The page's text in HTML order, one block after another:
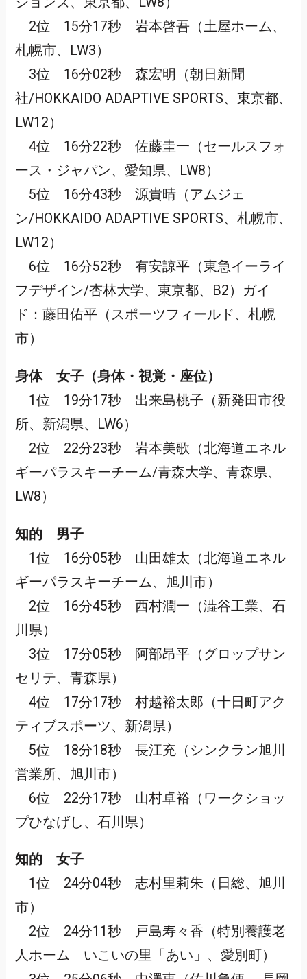
2位 15分17秒 岩本啓吾（土屋ホーム、
札幌市、LW3）
3位 16分02秒 森宏明（朝日新聞
社/HOKKAIDO ADAPTIVE SPORTS、東京都、
LW12）
4位 16分22秒 佐藤圭一（セールスフォ
ース・ジャパン、愛知県、LW8）
5位 16分43秒 源貴晴（アムジェ
ン/HOKKAIDO ADAPTIVE SPORTS、札幌市、
LW12）
6位 16分52秒 有安諒平（東急イーライ
フデザイン/杏林大学、東京都、B2）ガイ
ド：藤田佑平（スポーツフィールド、札幌
市）
身体 女子（身体・視覚・座位）
1位 19分17秒 出来島桃子（新発田市役
所、新潟県、LW6）
2位 22分23秒 岩本美歌（北海道エネル
ギーパラスキーチーム/青森大学、青森県、
LW8）
知的 男子
1位 16分05秒 山田雄太（北海道エネル
ギーパラスキーチーム、旭川市）
2位 16分45秒 西村潤一（澁谷工業、石
川県）
3位 17分05秒 阿部昂平（グロップサン
セリテ、青森県）
4位 17分17秒 村越裕太郎（十日町アク
ティブスポーツ、新潟県）
5位 18分18秒 長江充（シンクラン旭川
営業所、旭川市）
6位 22分17秒 山村卓裕（ワークショッ
プひなげし、石川県）
知的 女子
1位 24分04秒 志村里莉朱（日総、旭川
市）
2位 24分11秒 戸島寿々香（特別養護老
人ホーム いこいの里「あい」、愛別町）